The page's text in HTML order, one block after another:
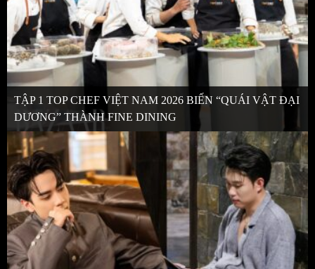
TẬP 1 TOP CHEF VIỆT NAM 2026 BIẾN “QUÁI VẬT ĐẠI
DƯƠNG” THÀNH FINE DINING